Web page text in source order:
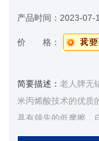
产品时间： 2023-07-
价 格：
简要描述： 老人牌无
米丙烯酸技术的优质
具有领先的低摩擦，
结合有效的生物杀虫